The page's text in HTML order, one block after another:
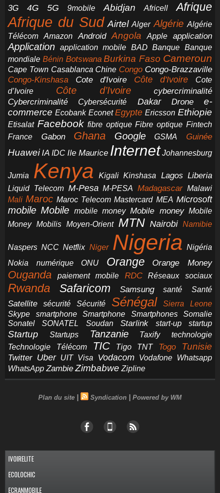
3G 4G 5G 9mobile Abidjan Africell Afrique
Afrique du Sud Airtel Alger Algérie Algérie
Télécom
Amazon Android Angola Apple application
Application application mobile BAD Banque Banque
mondiale Bénin Botswana Burkina Faso Cameroun
Cape Town Casablanca Chine Congo Congo-Brazzaville
Congo-Kinshasa Cote d'Ivoire Côte d'Ivoire
Cote
d’Ivoire
Côte d’Ivoire
cybercriminalité
Cybercriminalité
Cybersécurité Dakar Drone
e-
commerce Ecobank Econet Egypte Ericsson Ethiopie
Etisalat Facebook fibre optique Fibre optique Fintech
France
Gabon Ghana Google GSMA Guinée
Huawei IA IDC Ile Maurice Internet Johannesburg
Jumia Kenya Kigali Kinshasa Lagos Liberia
Liquid Telecom M-Pesa M-PESA Madagascar Malawi
Mali Maroc Maroc Telecom Mastercard MEA Microsoft
mobile Mobile mobile money Mobile money Mobile
Money Mobilis Moyen-Orient MTN Nairobi Namibie
Naspers NCC Netflix Niger Nigeria Nigéria
Nokia
numérique ONU Orange Orange Money
Ouganda paiement mobile RDC Réseaux sociaux
Rwanda Safaricom Samsung santé Santé
Satellite sécurité Sécurité Sénégal
Sierra Leone
Skype
smartphone Smartphone Smartphones
Somalie
Sonatel
SONATEL Soudan Starlink start-up startup
Startup Startups Tanzanie Taxify
technologie
Technologie
Télécom TIC Tigo TNT Togo Tunisie
Twitter Uber UIT Visa Vodacom Vodafone Whatsapp
WhatsApp Zambie Zimbabwe Zipline
Plan du site | Syndication | Powered by WM
IVOIRELITE
ECOLOCHIC
ECRANMOBILE